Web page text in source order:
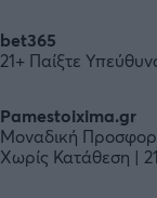
Pamestoixima.gr
Μοναδική
Χωρίς Κατάθεση |
bet365
21+ Παίξτε